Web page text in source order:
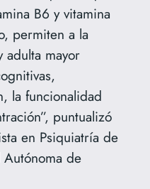
B6 y vitamina
permiten a la
adulta mayor
la funcionalidad
puntualizó
en Psiquiatría de
de